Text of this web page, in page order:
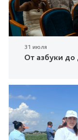
31 июля
От азбуки до